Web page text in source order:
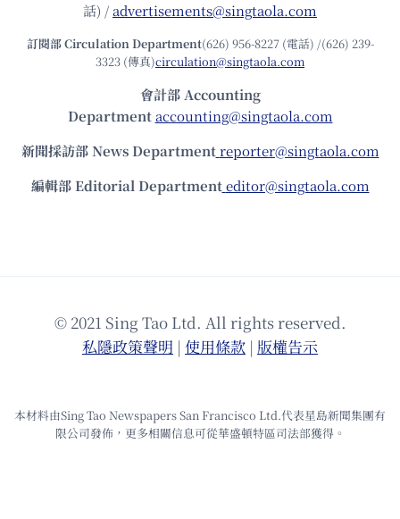
話) /advertisements@singtaola.com
訂閱部 Circulation Department(626) 956-8227 (電話) /(626) 239-
3323 (傳真)circulation@singtaola.com
會計部 Accounting
Department accounting@singtaola.com
新聞採訪部 News Department reporter@singtaola.com
編輯部 Editorial Department editor@singtaola.com
© 2021 Sing Tao Ltd. All rights reserved.
私隱政策聲明 | 使⽤條款 | 版權告⽰
本材料由Sing Tao Newspapers San Francisco Ltd.代表星島新聞集團有
限公司發佈，更多相關信息可從華盛頓特區司法部獲得。